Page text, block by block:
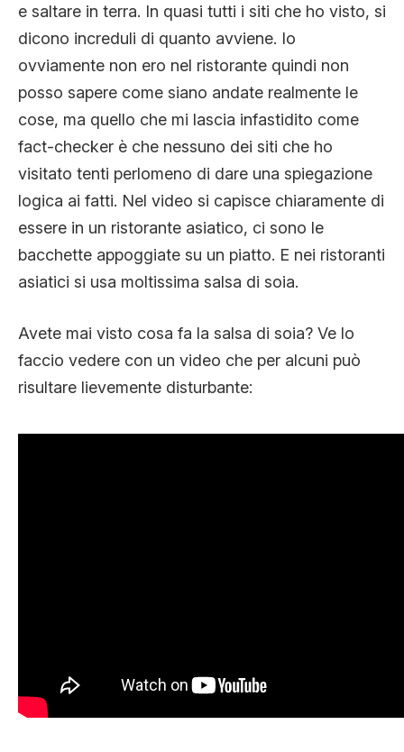
e saltare in terra. In quasi tutti i siti che ho visto, si
dicono increduli di quanto avviene. Io
ovviamente non ero nel ristorante quindi non
posso sapere come siano andate realmente le
cose, ma quello che mi lascia infastidito come
fact-checker è che nessuno dei siti che ho
visitato tenti perlomeno di dare una spiegazione
logica ai fatti. Nel video si capisce chiaramente di
essere in un ristorante asiatico, ci sono le
bacchette appoggiate su un piatto. E nei ristoranti
asiatici si usa moltissima salsa di soia.
Avete mai visto cosa fa la salsa di soia? Ve lo
faccio vedere con un video che per alcuni può
risultare lievemente disturbante: